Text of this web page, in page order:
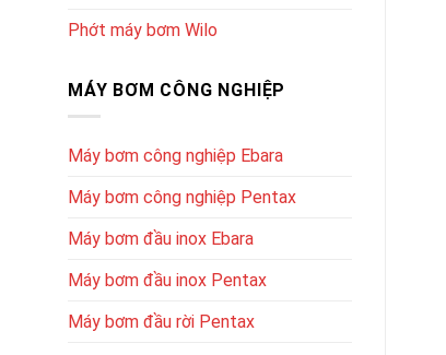
Phớt máy bơm Wilo
MÁY BƠM CÔNG NGHIỆP
Máy bơm công nghiệp Ebara
Máy bơm công nghiệp Pentax
Máy bơm đầu inox Ebara
Máy bơm đầu inox Pentax
Máy bơm đầu rời Pentax